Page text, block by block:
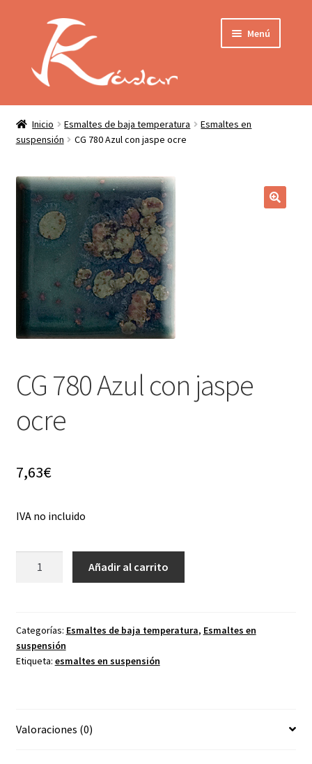
navegación
contenido
Menú
Mi cuenta
INICIO
QUIENES SOMOS
ENVÍO
CONDICIONES
PRIVACIDAD
PRODUCTOS
Inicio Esmaltes de baja temperatura
Esmaltes en
suspensión
CG 780 Azul con jaspe ocre
CG 780 Azul con jaspe
ocre
7,63€
IVA no incluido
jaspe
ocre
cantidad
Añadir al carrito
Categorías: Esmaltes de baja temperatura, Esmaltes en
suspensión
Etiqueta: esmaltes en suspensión
Valoraciones (0)